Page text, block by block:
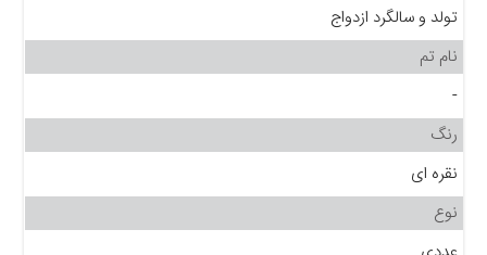
تولد و سالگرد ازدواج
نام تم
-
رنگ
نقره ای
نوع